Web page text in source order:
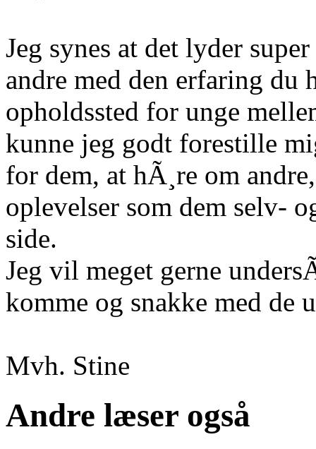
Jeg synes at det lyder
andre med den erfaring du
opholdssted for unge
kunne jeg godt forestille
for dem, at hÃ¸re om
oplevelser som dem selv-
side.
Jeg vil meget gerne
komme og snakke med de
Mvh. Stine
Andre læser også